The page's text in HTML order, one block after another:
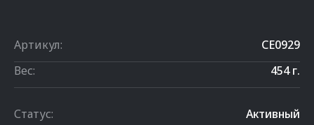
Артикул:
CE0929
Вес:
454 г.
Статус: Активный